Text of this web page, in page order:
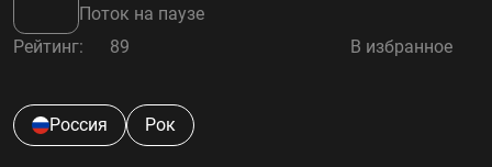
Добавить радиостанцию
Контакты
Поток на паузе
Рейтинг: 89 В избранное
Россия Рок